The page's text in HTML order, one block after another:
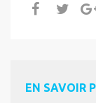
EN SAVOIR